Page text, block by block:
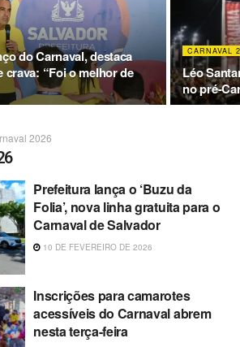
do Carnaval, destaca
crava: “Foi o melhor de
CARNAVAL
Léo
no pré-
2026
Prefeitura lança o ‘Buzu da
Folia’, nova linha gratuita para o
Carnaval de Salvador
10 DE FEVEREIRO DE 2026
Inscrições para camarotes
acessíveis do Carnaval abrem
nesta terça-feira